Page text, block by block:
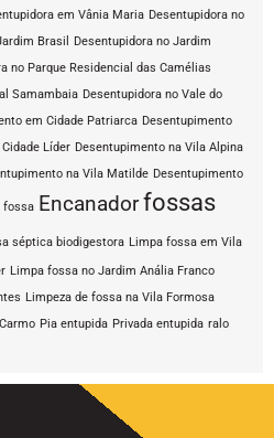
em Vânia Maria Desentupidora no
Brasil
Desentupidora no Jardim
no Parque Residencial das Camélias
Samambaia Desentupidora no Vale do
em Cidade Patriarca Desentupimento
Líder Desentupimento na Vila Alpina
na Vila Matilde Desentupimento
fossa Encanadorfossas
séptica biodigestora Limpa fossa em Vila
Limpa fossa no Jardim Anália Franco
Limpeza de fossa na Vila Formosa
Pia entupida Privada entupida ralo